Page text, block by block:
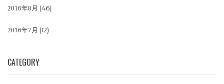
2016年8月 (46)
2016年7月 (12)
CATEGORY